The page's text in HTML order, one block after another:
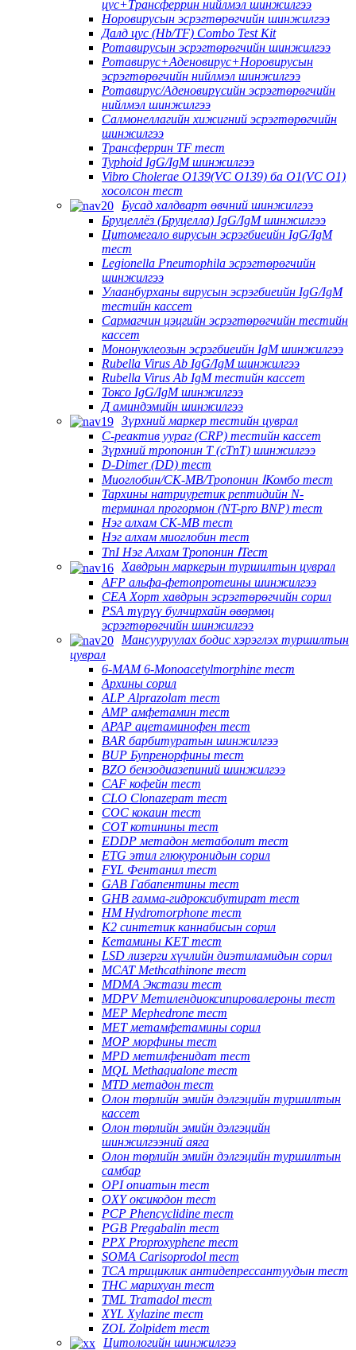
цус+Трансферрин нийлмэл шинжилгээ
Норовирусын эсрэгтөрөгчийн шинжилгээ
Далд цус (Hb/TF) Combo Test Kit
Ротавирусын эсрэгтөрөгчийн шинжилгээ
Ротавирус+Аденовирус+Норовирусын
эсрэгтөрөгчийн нийлмэл шинжилгээ
Ротавирус/Аденовирүсийн эсрэгтөрөгчийн
нийлмэл шинжилгээ
Салмонеллагийн хижигний эсрэгтөрөгчийн
шинжилгээ
Трансферрин TF тест
Typhoid IgG/IgM шинжилгээ
Vibro Cholerae O139(VC O139) ба O1(VC O1)
хосолсон тест
Бусад халдварт өвчний шинжилгээ
Бруцеллёз (Бруцелла) IgG/IgM шинжилгээ
Цитомегало вирусын эсрэгбиеийн IgG/IgM
тест
Legionella Pneumophila эсрэгтөрөгчийн
шинжилгээ
Улаанбурханы вирусын эсрэгбиеийн IgG/IgM
тестийн кассет
Сармагчин цэцгийн эсрэгтөрөгчийн тестийн
кассет
Мононуклеозын эсрэгбиеийн IgM шинжилгээ
Rubella Virus Ab IgG/IgM шинжилгээ
Rubella Virus Ab IgM тестийн кассет
Токсо IgG/IgM шинжилгээ
Д аминдэмийн шинжилгээ
Зүрхний маркер тестийн цуврал
C-реактив уураг (CRP) тестийн кассет
Зүрхний тропонин T (cTnT) шинжилгээ
D-Dimer (DD) тест
Миоглобин/CK-MB/Тропонин ⅠКомбо тест
Тархины натриуретик рептидийн N-
терминал прогормон (NT-pro BNP) тест
Нэг алхам CK-MB тест
Нэг алхам миоглобин тест
TnI Нэг Алхам Тропонин ⅠТест
Хавдрын маркерын туршилтын цуврал
AFP альфа-фетопротеины шинжилгээ
CEA Хорт хавдрын эсрэгтөрөгчийн сорил
PSA түрүү булчирхайн өвөрмөц
эсрэгтөрөгчийн шинжилгээ
Мансууруулах бодис хэрэглэх туршилтын
цуврал
6-MAM 6-Monoacetylmorphine тест
Архины сорил
ALP Alprazolam тест
AMP амфетамин тест
APAP ацетаминофен тест
BAR барбитуратын шинжилгээ
BUP Бупренорфины тест
BZO бензодиазепиний шинжилгээ
CAF кофейн тест
CLO Clonazepam тест
COC кокаин тест
COT котинины тест
EDDP метадон метаболит тест
ETG этил глюкуронидын сорил
FYL Фентанил тест
GAB Габапентины тест
GHB гамма-гидроксибутират тест
HM Hydromorphone тест
K2 синтетик каннабисын сорил
Кетамины KET тест
LSD лизерги хүчлийн диэтиламидын сорил
MCAT Methcathinone тест
MDMA Экстази тест
MDPV Метилендиоксипировалероны тест
MEP Mephedrone тест
MET метамфетамины сорил
MOP морфины тест
MPD метилфенидат тест
MQL Methaqualone тест
MTD метадон тест
Олон төрлийн эмийн дэлгэцийн туршилтын
кассет
Олон төрлийн эмийн дэлгэцийн
шинжилгээний аяга
Олон төрлийн эмийн дэлгэцийн туршилтын
самбар
OPI опиатын тест
OXY оксикодон тест
PCP Phencyclidine тест
PGB Pregabalin тест
PPX Proproxyphene тест
SOMA Carisoprodol тест
TCA трициклик антидепрессантуудын тест
THC марихуан тест
TML Tramadol тест
XYL Xylazine тест
ZOL Zolpidem тест
Цитологийн шинжилгээ